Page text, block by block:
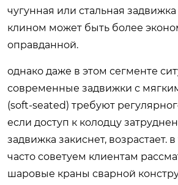
чугунная или стальная
клином может быть более
оправданной.
однако даже в этом сегменте
современные задвижки с
(soft-seated) требуют
если доступ к колодцу
задвижка закиснет, возрастает.
часто советуем клиентам
шаровые краны сварной